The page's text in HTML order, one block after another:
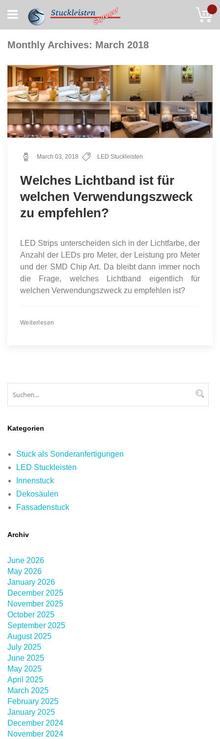
to
Content
Monthly Archives: March 2018
March 03, 2018 LED Stuckleisten
Welches Lichtband ist für
welchen Verwendungszweck
zu empfehlen?
LED Strips unterscheiden sich in der Lichtfarbe, der
Anzahl der LEDs pro Meter, der Leistung pro Meter
und der SMD Chip Art. Da bleibt dann immer noch
die Frage, welches Lichtband eigentlich für
welchen Verwendungszweck zu empfehlen ist?
Weiterlesen
Kategorien
Stuck als Sonderanfertigungen
LED Stuckleisten
Innenstuck
Dekosäulen
Fassadenstuck
Archiv
June 2026
May 2026
January 2026
December 2025
November 2025
October 2025
September 2025
August 2025
July 2025
June 2025
May 2025
April 2025
March 2025
February 2025
January 2025
December 2024
November 2024